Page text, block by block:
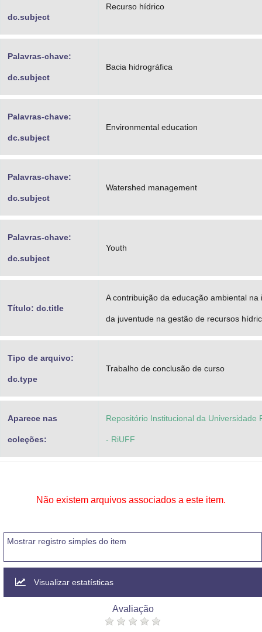
dc.subject
Recurso hídrico
Palavras-chave:
dc.subject
Bacia hidrográfica
Palavras-chave:
dc.subject
Environmental education
Palavras-chave:
dc.subject
Watershed management
Palavras-chave:
dc.subject
Youth
Título: dc.title
A contribuição da educação ambiental na
da juventude na gestão de recursos
Tipo de arquivo:
dc.type
Trabalho de conclusão de curso
Aparece nas
coleções:
Repositório Institucional da Universidade
- RiUFF
Não existem arquivos associados a este item.
Mostrar registro simples do item
Visualizar estatísticas
Avaliação